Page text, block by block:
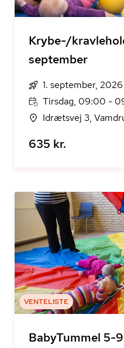
Krybe-/
september
1. september, 2026
Tirsdag, 09:00 -
Idrætsvej 3,
635 kr.
VENTELISTE
BabyTummel 5-